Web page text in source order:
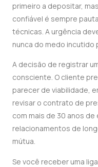
primeiro a depositar,
confiável é sempre
técnicas. A urgência
nunca do medo incutido
A decisão de registrar
consciente. O cliente
parecer de viabilidade,
revisar o contrato de
com mais de 30 anos
relacionamentos de
mútua.
Se você receber uma